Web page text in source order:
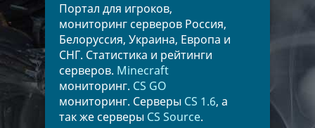
Портал для игроков,
мониторинг серверов Россия,
Белоруссия, Украина, Европа и
СНГ. Статистика и рейтинги
серверов. Minecraft
мониторинг. CS GO
мониторинг. Серверы CS 1.6, а
так же серверы CS Source.